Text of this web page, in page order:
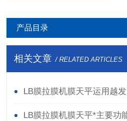
产品目录
相关文章 / RELATED ARTICLES
LB膜拉膜机膜天平运用越
LB膜拉膜机膜天平*主要功